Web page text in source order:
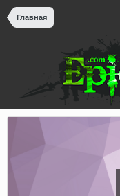
Главная